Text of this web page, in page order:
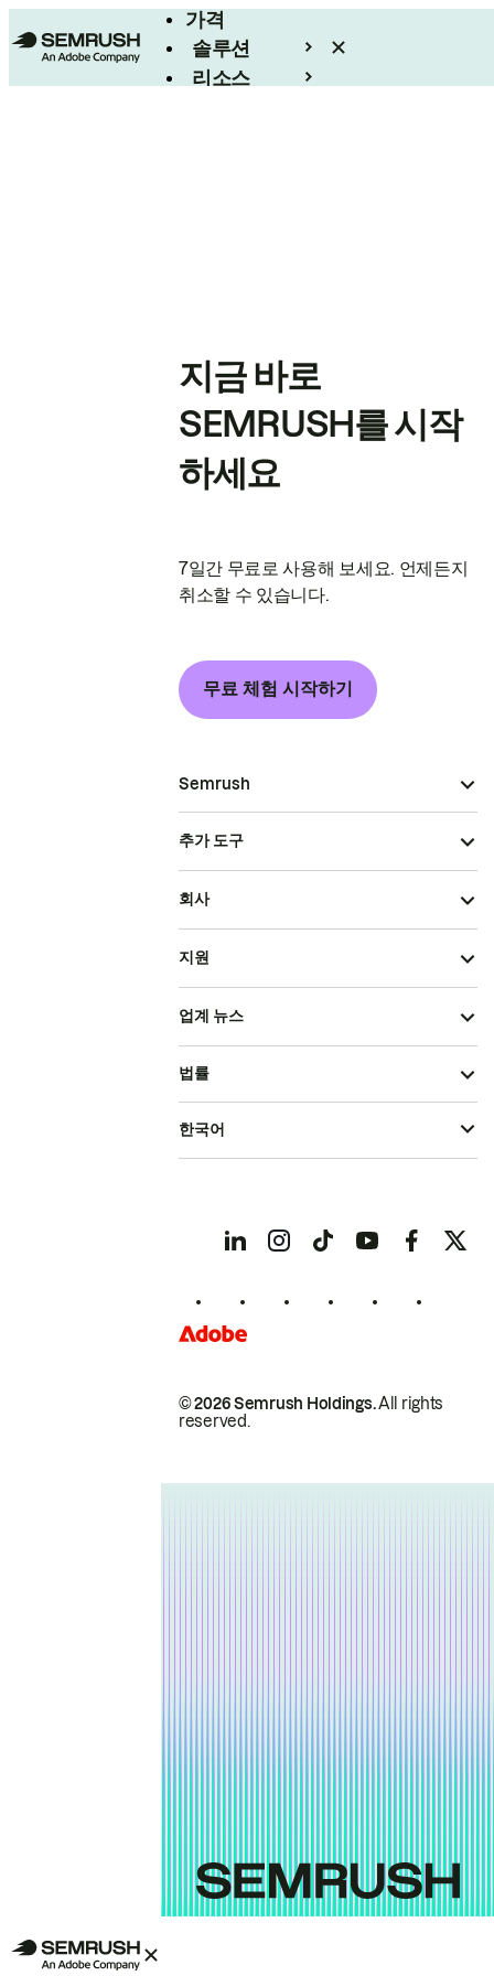
가격
솔루션
리소스
지금 바로
SEMRUSH를 시작
하세요
7일간 무료로 사용해 보세요. 언제든지
취소할 수 있습니다.
무료 체험 시작하기
Semrush
추가 도구
회사
지원
업계 뉴스
© 2026 Semrush Holdings.All rights
reserved.
법률
한국어